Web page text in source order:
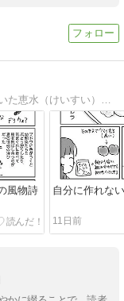
風物詩 自分に作れな
11日前